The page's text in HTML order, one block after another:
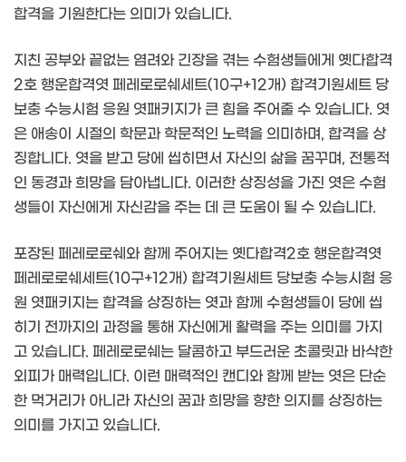
합격을 기원한다는 의미가 있습니다.
지친 공부와 끝없는 염려와 긴장을 겪는 수험생들에게 옛다합격
2호 행운합격엿 페레로로쉐세트(10구+12개) 합격기원세트 당
보충 수능시험 응원 엿패키지가 큰 힘을 주어줄 수 있습니다. 엿
은 애송이 시절의 학문과 학문적인 노력을 의미하며, 합격을 상
징합니다. 엿을 받고 당에 씹히면서 자신의 삶을 꿈꾸며, 전통적
인 동경과 희망을 담아냅니다. 이러한 상징성을 가진 엿은 수험
생들이 자신에게 자신감을 주는 데 큰 도움이 될 수 있습니다.
포장된 페레로로쉐와 함께 주어지는 옛다합격2호 행운합격엿
페레로로쉐세트(10구+12개) 합격기원세트 당보충 수능시험 응
원 엿패키지는 합격을 상징하는 엿과 함께 수험생들이 당에 씹
히기 전까지의 과정을 통해 자신에게 활력을 주는 의미를 가지
고 있습니다. 페레로로쉐는 달콤하고 부드러운 초콜릿과 바삭한
외피가 매력입니다. 이런 매력적인 캔디와 함께 받는 엿은 단순
한 먹거리가 아니라 자신의 꿈과 희망을 향한 의지를 상징하는
의미를 가지고 있습니다.